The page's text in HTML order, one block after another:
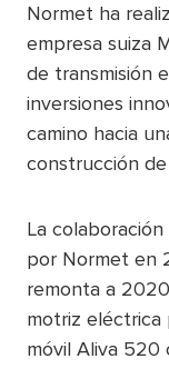
Normet ha
empresa suiza
de transmisión
inversiones
camino hacia
construcción
La
por Normet en
remonta a
motriz eléctrica
móvil Aliva 520